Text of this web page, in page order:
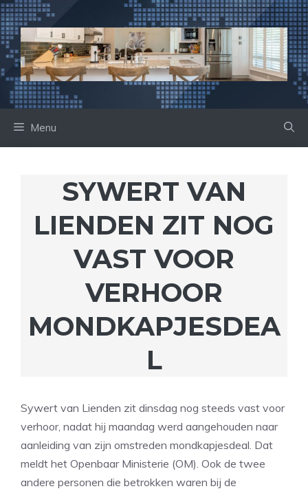
Ga
naar
de
inhoud
Menu
SYWERT VAN
LIENDEN ZIT NOG
VAST VOOR
VERHOOR
MONDKAPJESDEA
L
Sywert van Lienden zit dinsdag nog steeds vast voor
verhoor, nadat hij maandag werd aangehouden naar
aanleiding van zijn omstreden mondkapjesdeal. Dat
meldt het Openbaar Ministerie (OM). Ook de twee
andere personen die betrokken waren bij de